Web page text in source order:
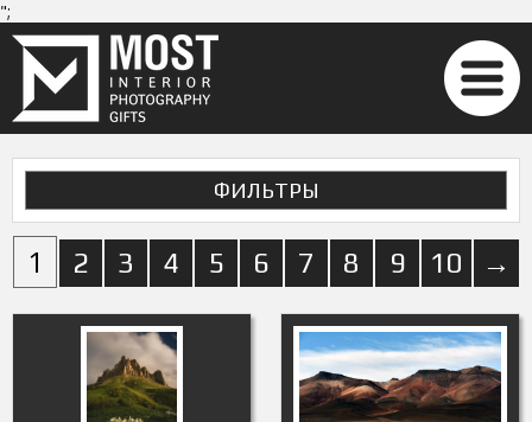
";
ФИЛЬТРЫ
1 2 3 4 5 6 7 8 9 10 →